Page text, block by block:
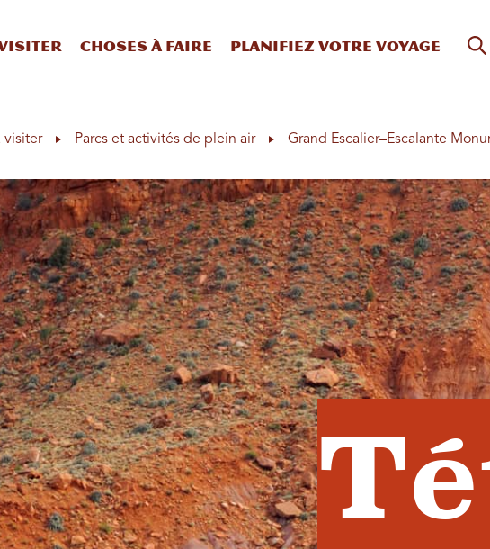
visiter Choses à faire Planifiez votre voyage
visiter Parcs et activités de plein air Grand Escalier–Escalante